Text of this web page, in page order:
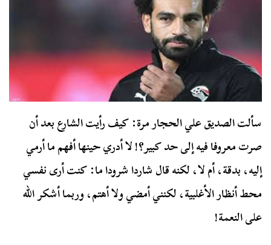
سألت الصديق علي الحجار مرة: كيف رأيت الشارع بعد أن
صرت معروفا فيه إلى حد كبير؟! لا أدري حينها أفهم ما أرمي
إليه، بدقة، أم لا، لكنه قال شاردا شرودا ما: كنت أرى نفسي
محط أنظار الأغلبية، لكنني أمضي ولا أهتم، وربما أشكر الله
على النعمة!